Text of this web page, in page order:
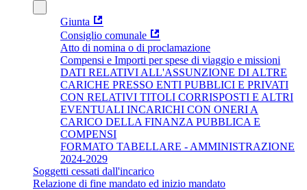
Giunta
Consiglio comunale
Atto di nomina o di proclamazione
Compensi e Importi per spese di viaggio e missioni
DATI RELATIVI ALL'ASSUNZIONE DI ALTRE
CARICHE PRESSO ENTI PUBBLICI E PRIVATI
CON RELATIVI TITOLI CORRISPOSTI E ALTRI
EVENTUALI INCARICHI CON ONERI A
CARICO DELLA FINANZA PUBBLICA E
COMPENSI
FORMATO TABELLARE - AMMINISTRAZIONE
2024-2029
Soggetti cessati dall'incarico
Relazione di fine mandato ed inizio mandato